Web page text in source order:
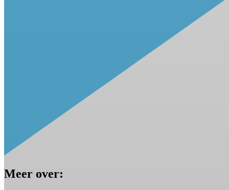
Meer over: